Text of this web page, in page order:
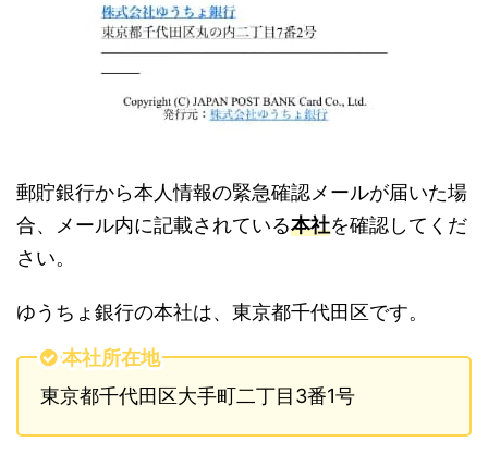
郵貯銀行から本人情報の緊急確認メールが届いた場
合、メール内に記載されている本社を確認してくだ
さい。
ゆうちょ銀行の本社は、東京都千代田区です。
本社所在地
東京都千代田区大手町二丁目3番1号